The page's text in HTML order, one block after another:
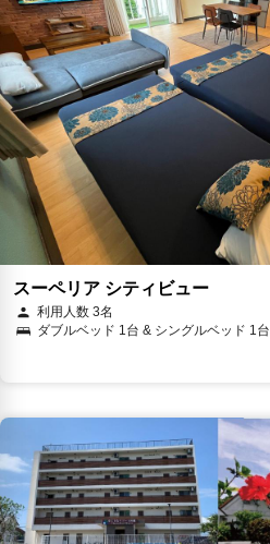
スーペリア シティビュー
利用人数 3名
ダブルベッド 1台 & シングルベッド 1台